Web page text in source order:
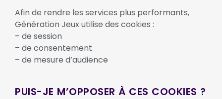
Afin de rendre les services plus performants,
Génération Jeux utilise des cookies :
– de session
– de consentement
– de mesure d’audience
PUIS-JE M’OPPOSER À CES COOKIES ?